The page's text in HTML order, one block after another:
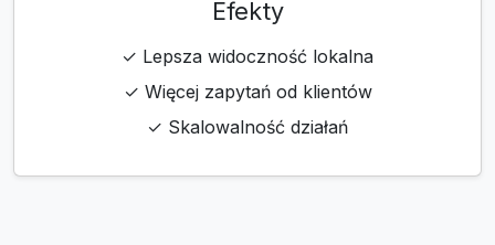
Efekty
✓ Lepsza widoczność lokalna
✓ Więcej zapytań od klientów
✓ Skalowalność działań